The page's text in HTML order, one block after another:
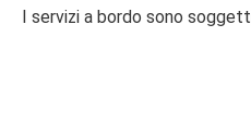
I servizi a bordo sono